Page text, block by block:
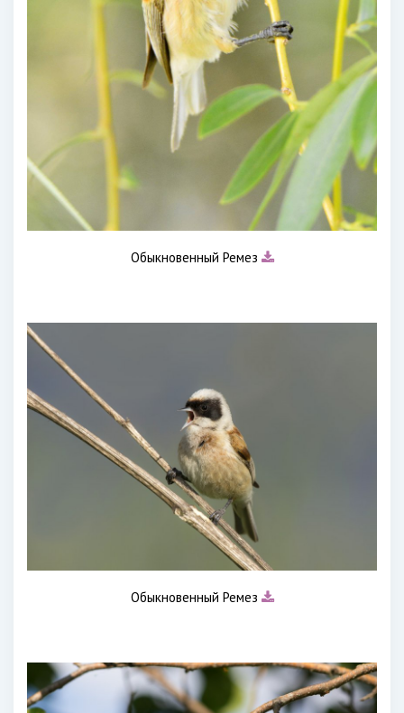
Обыкновенный Ремез
Обыкновенный Ремез